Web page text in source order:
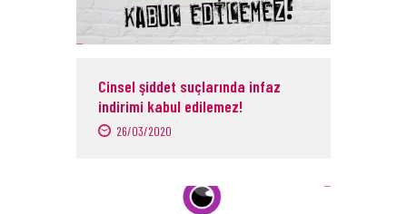
Cinsel şiddet suçlarında infaz
indirimi kabul edilemez!
26/03/2020